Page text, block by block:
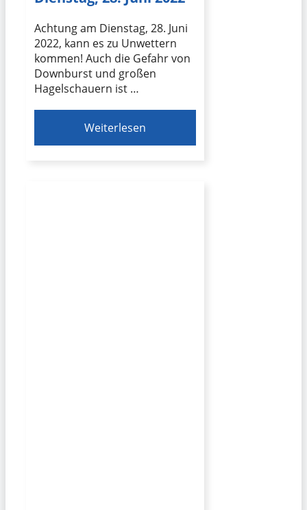
Achtung am Dienstag, 28. Juni
2022, kann es zu Unwettern
kommen! Auch die Gefahr von
Downburst und großen
Hagelschauern ist …
Weiterlesen